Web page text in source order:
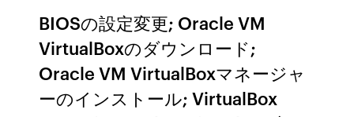
BIOSの設定変更; Oracle VM
VirtualBoxのダウンロード;
Oracle VM VirtualBoxマネージャ
ーのインストール; VirtualBox